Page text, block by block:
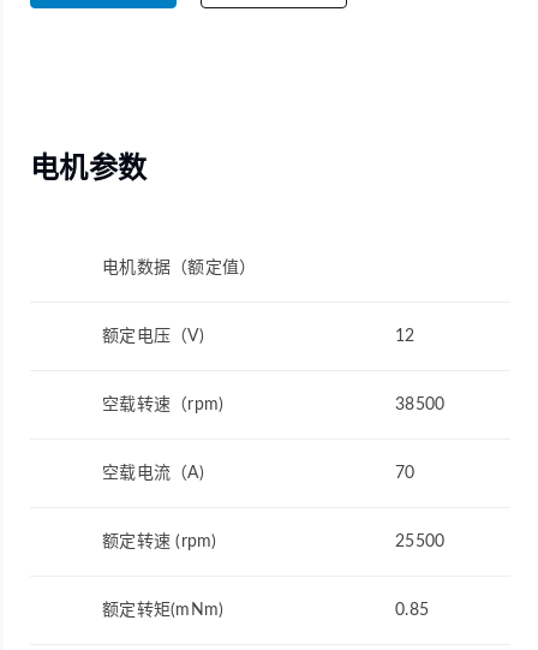
电机参数
电机数据（额定值）
额定电压（V) 12
空载转速（rpm) 38500
空载电流（A) 70
额定转速 (rpm) 25500
额定转矩(mNm) 0.85